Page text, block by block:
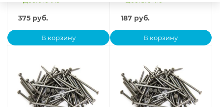
375 руб.
В корзину
187руб.
В корзину